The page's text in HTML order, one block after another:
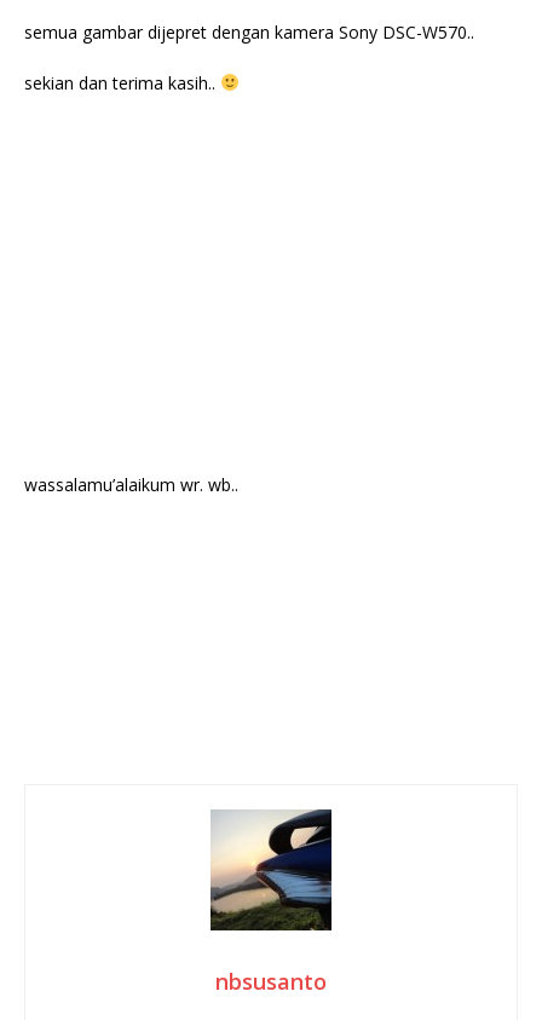
semua gambar dijepret dengan kamera Sony DSC-W570..
sekian dan terima kasih..
wassalamu’alaikum wr. wb..
nbsusanto